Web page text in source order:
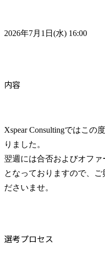
2026年7月1日(水) 16:00
内容
Xspear Consultingではこの
りました。
翌週には合否およびオフ
となっておりますので、
ださいませ。
選考プロセス